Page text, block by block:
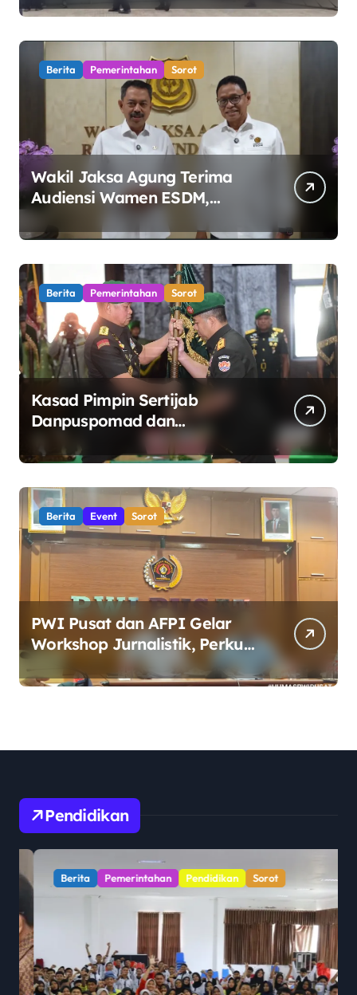
Polemik Perumda Tirta
Bhagasasi Diusut Objektif
Berita Pemerintahan Sorot
Wakil Jaksa Agung Terima
Audiensi Wamen ESDM,
Perkuat Sinergi Kawal Tata
Kelola Sektor Energi
Berita Pemerintahan Sorot
Kasad Pimpin Sertijab
Danpuspomad dan
Penguatan Organisasi TNI AD
yang Adaptif dan Profesional
Berita Event Sorot
PWI Pusat dan AFPI Gelar
Workshop Jurnalistik, Perkuat
Literasi Keuangan Digital bagi
Insan Pers
Pendidikan
Berita Pemerintahan Pendidikan Sorot